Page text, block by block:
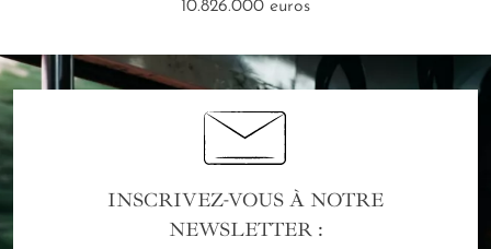
10.826.000 euros
INSCRIVEZ-VOUS À NOTRE
NEWSLETTER :